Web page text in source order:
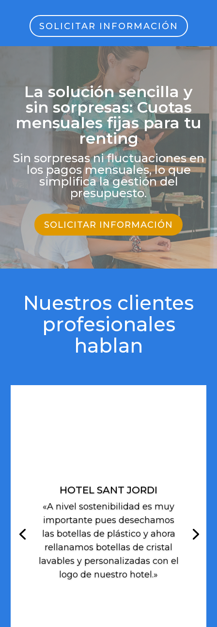
SOLICITAR INFORMACIÓN
La solución sencilla y
sin sorpresas: Cuotas
mensuales fijas para tu
renting
Sin sorpresas ni fluctuaciones en
los pagos mensuales, lo que
simplifica la gestión del
presupuesto.
SOLICITAR INFORMACIÓN
Nuestros clientes
profesionales
hablan
HOTEL SANT JORDI
«A nivel sostenibilidad es muy
importante pues desechamos
las botellas de plástico y ahora
rellanamos botellas de cristal
lavables y personalizadas con el
logo de nuestro hotel.»